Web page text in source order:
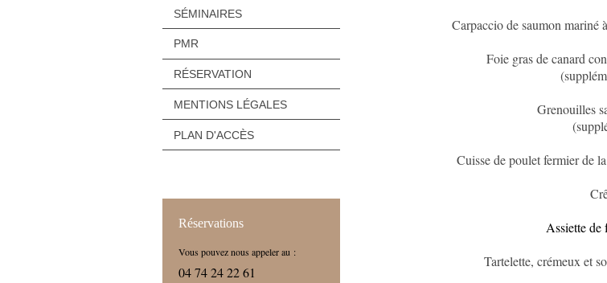
SÉMINAIRES
PMR
RÉSERVATION
MENTIONS LÉGALES
PLAN D'ACCÈS
Réservations
Vous pouvez nous appeler au :
04 74 24 22 61
Carpaccio de saumon mariné
Foie gras de canard
Grenouilles
Cuisse de poulet fermier de
Assiette de
Tartelette, crémeux et